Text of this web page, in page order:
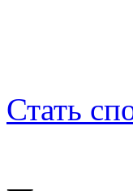
Стать